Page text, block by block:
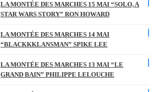
LA MONTÉE DES MARCHES 15 MAI “SOLO, A
STAR WARS STORY” RON HOWARD
LA MONTÉE DES MARCHES 14 MAI
“BLACKKKLANSMAN” SPIKE LEE
LA MONTÉE DES MARCHES 13 MAI “LE
GRAND BAIN” PHILIPPE LELOUCHE